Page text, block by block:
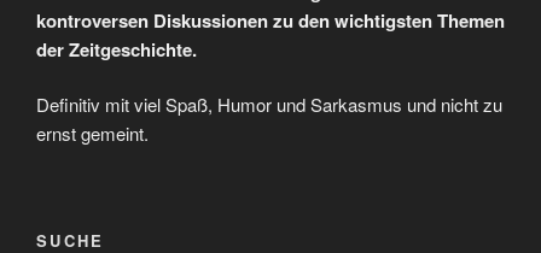
kontroversen Diskussionen zu den wichtigsten Themen
der Zeitgeschichte.
Definitiv mit viel Spaß, Humor und Sarkasmus und nicht zu
ernst gemeint.
SUCHE